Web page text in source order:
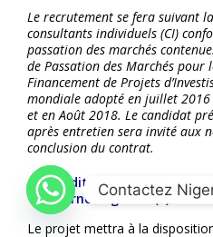
Le recrutement se fera suivant
consultants individuels (CI)
passation des marchés
de Passation des Marchés
Financement de Projets
mondiale adopté en juillet
et en Août 2018. Le candidat
après entretien sera invité aux
conclusion du contrat.
Conditions d’emploi du /
Interne Régional (e)
Le projet mettra à la
Contactez